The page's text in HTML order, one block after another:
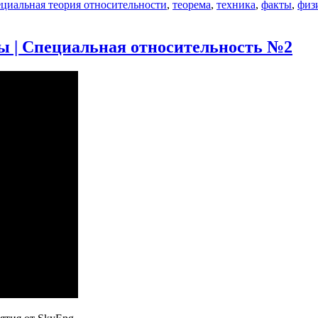
теория относительности, теорема, техника, факты,
| Специальная относительность №2